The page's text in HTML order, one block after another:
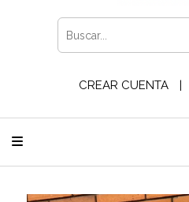
CREAR CUENTA